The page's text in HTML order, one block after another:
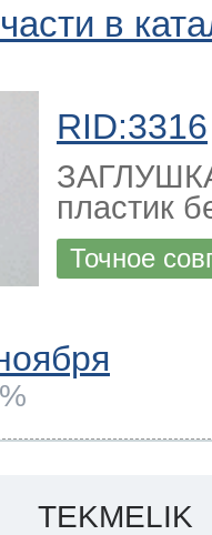
в
RID:3316
пластик
Точное
TEKMELIK